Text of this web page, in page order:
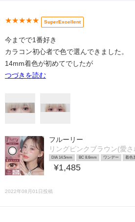
★★★★★ SuperExcellent
今までで1番好き
カラコン初心者で色で選んできました。
14mm着色が初めてでしたが
つづきを読む
フルーリー
リングピンクブラウン(愛
DIA 14.5mm BC 8.6mm ワンデー 着色
¥1,485
2022年08月01日投稿